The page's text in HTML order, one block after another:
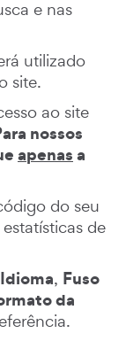
e nas
utilizado
site.
ao site
nossos
apenasa
do seu
de
Idioma, Fuso
da